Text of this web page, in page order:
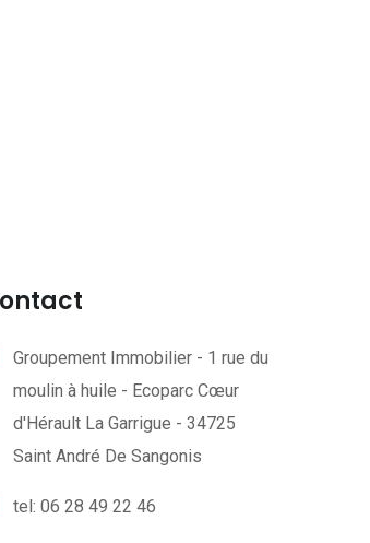
Groupement Immobilier - 1 rue du
moulin à huile - Ecoparc Cœur
d'Hérault La Garrigue - 34725
Saint André De Sangonis
tel: 06 28 49 22 46